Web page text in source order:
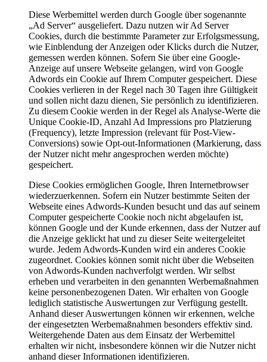
Diese Werbemittel werden durch Google über sogenannte
„Ad Server“ ausgeliefert. Dazu nutzen wir Ad Server
Cookies, durch die bestimmte Parameter zur Erfolgsmessung,
wie Einblendung der Anzeigen oder Klicks durch die Nutzer,
gemessen werden können. Sofern Sie über eine Google-
Anzeige auf unsere Webseite gelangen, wird von Google
Adwords ein Cookie auf Ihrem Computer gespeichert. Diese
Cookies verlieren in der Regel nach 30 Tagen ihre Gültigkeit
und sollen nicht dazu dienen, Sie persönlich zu identifizieren.
Zu diesem Cookie werden in der Regel als Analyse-Werte die
Unique Cookie-ID, Anzahl Ad Impressions pro Platzierung
(Frequency), letzte Impression (relevant für Post-View-
Conversions) sowie Opt-out-Informationen (Markierung, dass
der Nutzer nicht mehr angesprochen werden möchte)
gespeichert.
Diese Cookies ermöglichen Google, Ihren Internetbrowser
wiederzuerkennen. Sofern ein Nutzer bestimmte Seiten der
Webseite eines Adwords-Kunden besucht und das auf seinem
Computer gespeicherte Cookie noch nicht abgelaufen ist,
können Google und der Kunde erkennen, dass der Nutzer auf
die Anzeige geklickt hat und zu dieser Seite weitergeleitet
wurde. Jedem Adwords-Kunden wird ein anderes Cookie
zugeordnet. Cookies können somit nicht über die Webseiten
von Adwords-Kunden nachverfolgt werden. Wir selbst
erheben und verarbeiten in den genannten Werbemaßnahmen
keine personenbezogenen Daten. Wir erhalten von Google
lediglich statistische Auswertungen zur Verfügung gestellt.
Anhand dieser Auswertungen können wir erkennen, welche
der eingesetzten Werbemaßnahmen besonders effektiv sind.
Weitergehende Daten aus dem Einsatz der Werbemittel
erhalten wir nicht, insbesondere können wir die Nutzer nicht
anhand dieser Informationen identifizieren.